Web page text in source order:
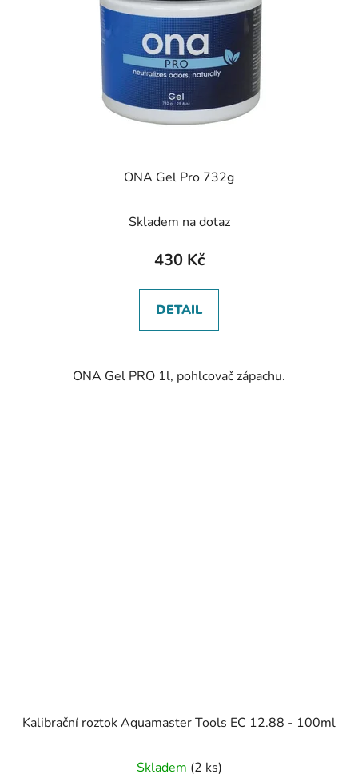
ONA Gel Pro 732g
Skladem na dotaz
430 Kč
DETAIL
ONA Gel PRO 1l, pohlcovač zápachu.
Kalibrační roztok Aquamaster Tools EC 12.88 - 100ml
Skladem (2 ks)